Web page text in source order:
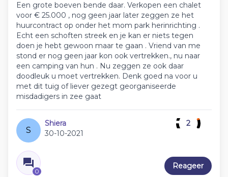
Een grote boeven bende daar. Verkopen een chalet
voor € 25.000 , nog geen jaar later zeggen ze het
huurcontract op onder het mom park herinrichting .
Echt een schoften streek en je kan er niets tegen
doen je hebt gewoon maar te gaan . Vriend van me
stond er nog geen jaar kon ook vertrekken., nu naar
een camping van hun . Nu zeggen ze ook daar
doodleuk u moet vertrekken. Denk goed na voor u
met dit tuig of liever gezegt georganiseerde
misdadigers in zee gaat
S
Shiera
30-10-2021
0
2
Reageer